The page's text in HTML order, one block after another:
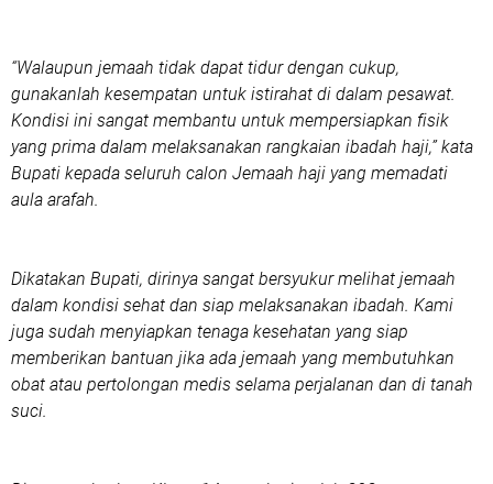
“Walaupun jemaah tidak dapat tidur dengan cukup,
gunakanlah kesempatan untuk istirahat di dalam pesawat.
Kondisi ini sangat membantu untuk mempersiapkan fisik
yang prima dalam melaksanakan rangkaian ibadah haji,” kata
Bupati kepada seluruh calon Jemaah haji yang memadati
aula arafah.
Dikatakan Bupati, dirinya sangat bersyukur melihat jemaah
dalam kondisi sehat dan siap melaksanakan ibadah. Kami
juga sudah menyiapkan tenaga kesehatan yang siap
memberikan bantuan jika ada jemaah yang membutuhkan
obat atau pertolongan medis selama perjalanan dan di tanah
suci.